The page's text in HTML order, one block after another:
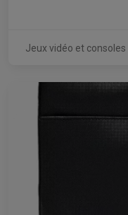
Jeux vidéo et consoles